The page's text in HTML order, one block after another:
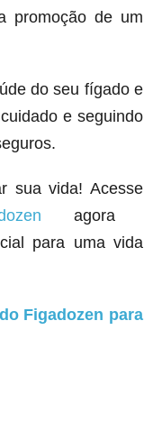
promoção de um
do seu fígado e
e seguindo
sua vida! Acesse
agora
para uma vida
Figadozen para
para cabelo, pele e unhas!
até 12X R$ 12,95
Ver detalhes